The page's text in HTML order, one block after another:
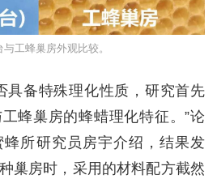
工蜂巢房外观比较。
具备特殊理化性质，研究首先
蜂巢房的蜂蜡理化特征。”论
所研究员房宇介绍，结果发
巢房时，采用的材料配方截然